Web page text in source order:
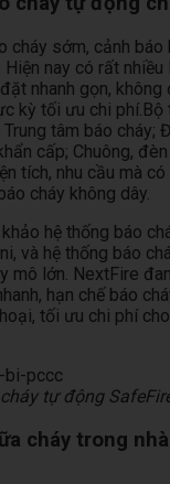
cháy sớm, cảnh
nay có rất
nhanh gọn, không
kỳ tối ưu chi phí.Bộ
tâm báo cháy;
cấp; Chuông,
tích, nhu cầu mà
cháy không dây.
hệ thống báo
và hệ thống báo
mô lớn. NextFire
hạn chế báo
tối ưu chi phí
tự động
cháy trong